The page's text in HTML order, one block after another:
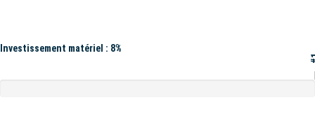
Investissement matériel : 8%